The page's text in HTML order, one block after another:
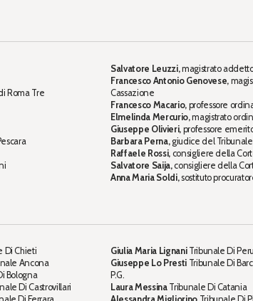
Roma Tre
Salvatore Leuzzi,magistrato
Francesco Antonio Genovese,
Cassazione
Francesco Macario,professore
Elmelinda Mercurio,magistrato
Giuseppe Olivieri,professore
Barbara Perna,giudice del
Raffaele Rossi, consigliere della
Salvatore Saija,consigliere della
Anna Maria Soldi,sostituto
Di Chieti
Ancona
Bologna
Di Castrovillari
Giulia Maria LignaniTribunale Di
Giuseppe Lo PrestiTribunale Di
P.G.
Laura MessinaTribunale Di Catania